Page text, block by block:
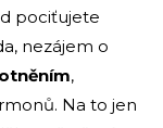
pociťujete
nezájem o
,
Na to jen